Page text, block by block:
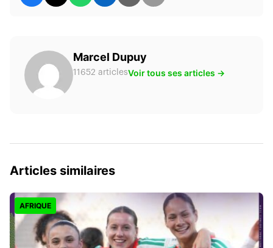
Marcel Dupuy
11652 articlesVoir tous ses articles →
Articles similaires
AFRIQUE